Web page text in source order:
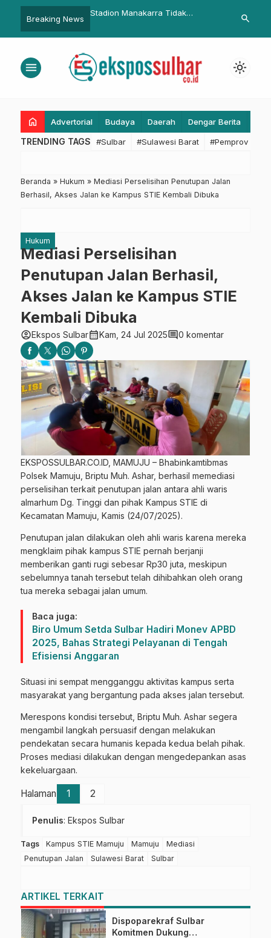
Breaking News
SDM
Stadion Manakarra Tidak
Terurus, Akmal Ajak Pemkab
Gotong Royong Lakukan
Pembenahan
Wakapolda Sulbar
Kesaktian Pancasila
search
menu light_mode
home Advertorial Budaya Daerah Dengar Berita
TRENDING TAGS #Sulbar #Sulawesi Barat #Pemprov
Beranda » Hukum » Mediasi Perselisihan Penutupan Jalan
Berhasil, Akses Jalan ke Kampus STIE Kembali Dibuka
Hukum
Mediasi Perselisihan
Penutupan Jalan Berhasil,
Akses Jalan ke Kampus STIE
Kembali Dibuka
account_circleEkspos Sulbarcalendar_monthKam, 24 Jul 2025comment0 komentar
EKSPOSSULBAR.CO.ID, MAMUJU – Bhabinkamtibmas
Polsek Mamuju, Briptu Muh. Ashar, berhasil memediasi
perselisihan terkait penutupan jalan antara ahli waris
almarhum Dg. Tinggi dan pihak Kampus STIE di
Kecamatan Mamuju, Kamis (24/07/2025).
Penutupan jalan dilakukan oleh ahli waris karena mereka
mengklaim pihak kampus STIE pernah berjanji
memberikan ganti rugi sebesar Rp30 juta, meskipun
sebelumnya tanah tersebut telah dihibahkan oleh orang
tua mereka sebagai jalan umum.
Baca juga:
Biro Umum Setda Sulbar Hadiri Monev APBD
2025, Bahas Strategi Pelayanan di Tengah
Efisiensi Anggaran
Situasi ini sempat mengganggu aktivitas kampus serta
masyarakat yang bergantung pada akses jalan tersebut.
Merespons kondisi tersebut, Briptu Muh. Ashar segera
mengambil langkah persuasif dengan melakukan
pendekatan secara humanis kepada kedua belah pihak.
Proses mediasi dilakukan dengan mengedepankan asas
kekeluargaan.
Halaman 1 2
Penulis: Ekspos Sulbar
Tags Kampus STIE Mamuju Mamuju
Mediasi
Penutupan Jalan
Sulawesi Barat Sulbar
ARTIKEL TERKAIT
Dispoparekraf Sulbar
Komitmen Dukung